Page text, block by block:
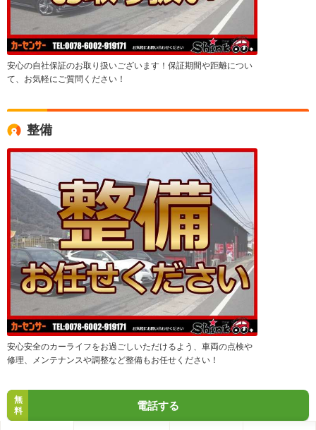
安心の自社保証のお取り扱いございます！保証期間や距離につい
て、お気軽にご質問ください！
整備
安心安全のカーライフをお過ごしいただけるよう、車両の点検や
修理、メンテナンスや調整など整備もお任せください！
無
料
電話する